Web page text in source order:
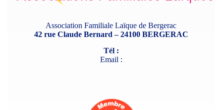
Association Familiale Laïque de Bergerac
42 rue Claude Bernard – 24100 BERGERAC
Tél :
Email :